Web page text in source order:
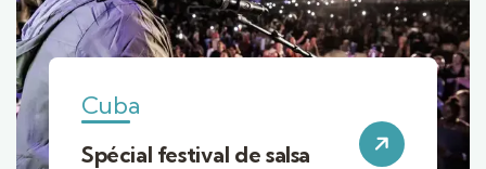
Cuba
Spécial festival de salsa